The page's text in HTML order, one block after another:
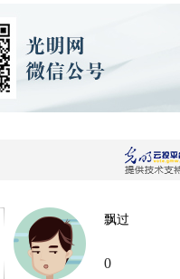
飘过
0